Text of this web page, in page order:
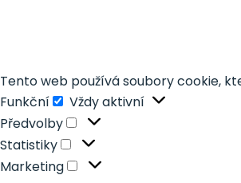
Tento web používá soubory cookie,
Funkční
Funkční
Vždy aktivní
Předvolby
Předvolby
Statistiky
Statistiky
Marketing
Marketing